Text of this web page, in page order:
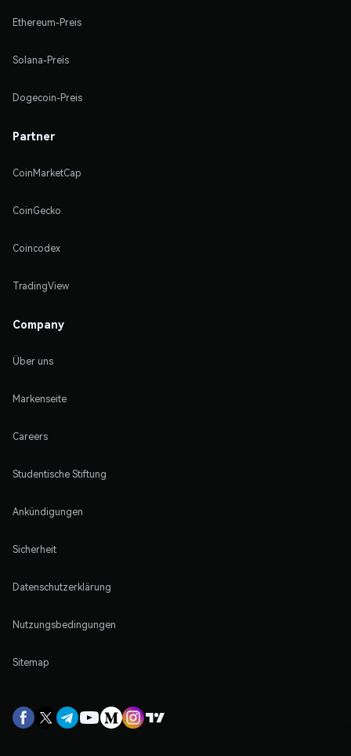
Ethereum-Preis
Solana-Preis
Dogecoin-Preis
Partner
CoinMarketCap
CoinGecko
Coincodex
TradingView
Company
Über uns
Markenseite
Careers
Studentische Stiftung
Ankündigungen
Sicherheit
Datenschutzerklärung
Nutzungsbedingungen
Sitemap